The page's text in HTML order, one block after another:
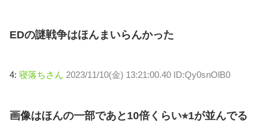
EDの謎戦争はほんまいらんかった
4: 寝落ちさん 2023/11/10(金) 13:21:00.40 ID:Qy0snOlB0
画像はほんの一部であと10倍くらい⭐︎1が並んでる